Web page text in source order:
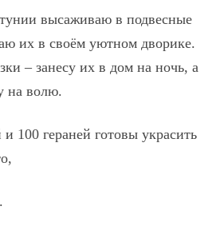
высаживаю в подвесные
их в своём уютном дворике.
– занесу их в дом на ночь, а
на волю.
100 гераней готовы украсить